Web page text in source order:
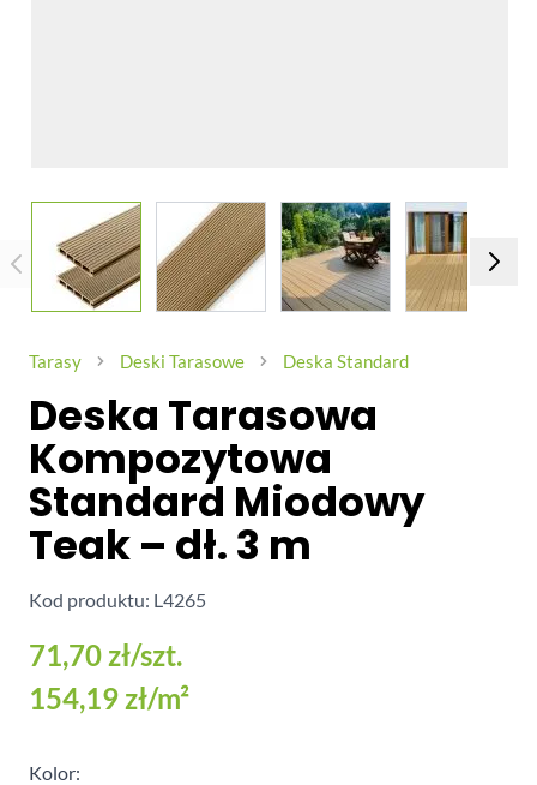
View larger imageView larger imageView larger imageView
Tarasy Deski Tarasowe Deska Standard
Deska Tarasowa
Kompozytowa
Standard Miodowy
Teak – dł. 3 m
Kod produktu: L4265
71,70 zł/szt.
154,19 zł/m²
Kolor: